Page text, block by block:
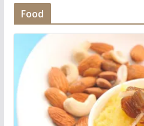
Food